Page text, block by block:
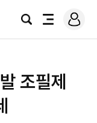
검
전
로
그
조필제